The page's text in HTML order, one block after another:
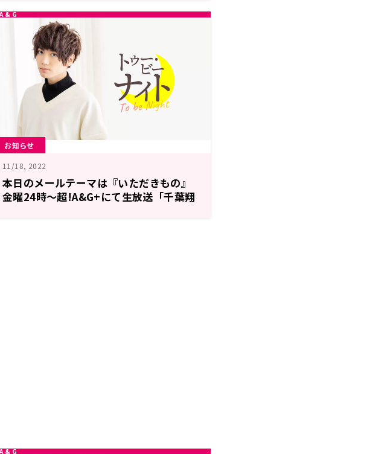
お知らせ
11/18, 2022
本日のメールテーマは『いただきもの』
金曜24時～超!A&G+にて生放送「千葉翔